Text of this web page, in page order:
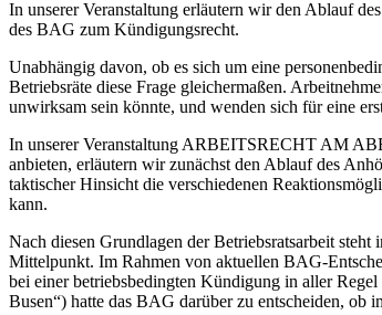
In unserer Veranstaltung erläutern wir den Ablauf
des BAG zum Kündigungsrecht.
Unabhängig davon, ob es sich um eine
Betriebsräte diese Frage gleichermaßen.
unwirksam sein könnte, und wenden sich für eine
In unserer Veranstaltung ARBEITSRECHT AM
anbieten, erläutern wir zunächst den Ablauf des
taktischer Hinsicht die verschiedenen
kann.
Nach diesen Grundlagen der Betriebsratsarbeit
Mittelpunkt. Im Rahmen von aktuellen BAG-
bei einer betriebsbedingten Kündigung in aller
Busen“) hatte das BAG darüber zu entscheiden,